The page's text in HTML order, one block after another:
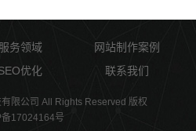
服务领域
网站制作案例
优化 联系我们
限公司 All Rights Reserved 版权
备17024164号